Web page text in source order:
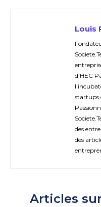
Louis
d'HEC
startups
des
des
Articles